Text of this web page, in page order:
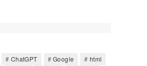
ChatGPT Google
html